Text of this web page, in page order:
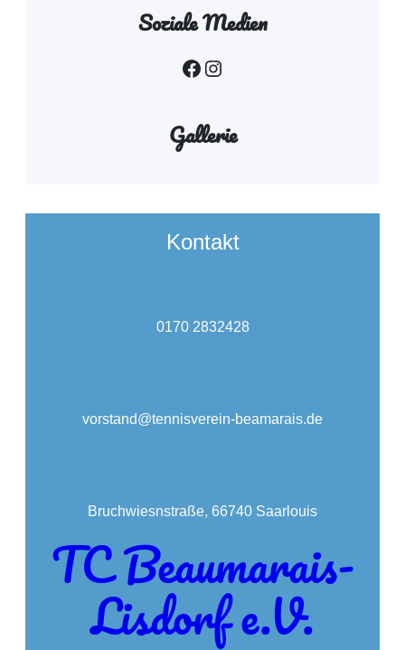
Soziale Medien
Facebook Instagram
Gallerie
Kontakt
0170 2832428
vorstand@tennisverein-beamarais.de
Bruchwiesnstraße, 66740 Saarlouis
TC Beaumarais-
Lisdorf e.V.